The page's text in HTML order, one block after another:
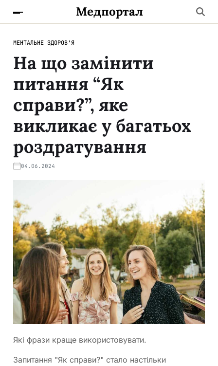
Медпортал
МЕНТАЛЬНЕ ЗДОРОВ'Я
На що замінити
питання “Як
справи?”, яке
викликає у багатьох
роздратування
04.06.2024
Які фрази краще використовувати.
Запитання "Як справи?" стало настільки